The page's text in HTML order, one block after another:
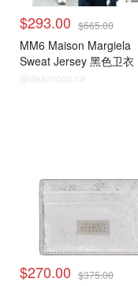
$293.00 $665.00
MM6 Maison Margiela
Sweat Jersey 黑色卫衣
@dealmoon.ca
$270.00 $375.00